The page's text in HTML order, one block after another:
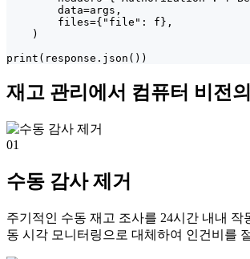
        data=args,
        files={"file": f},
    )
print(response.json())
재고 관리에서 컴퓨터 비전
01
수동 감사 제거
주기적인 수동 재고 조사를 24시간 내내 작
동 시각 모니터링으로 대체하여 인건비를